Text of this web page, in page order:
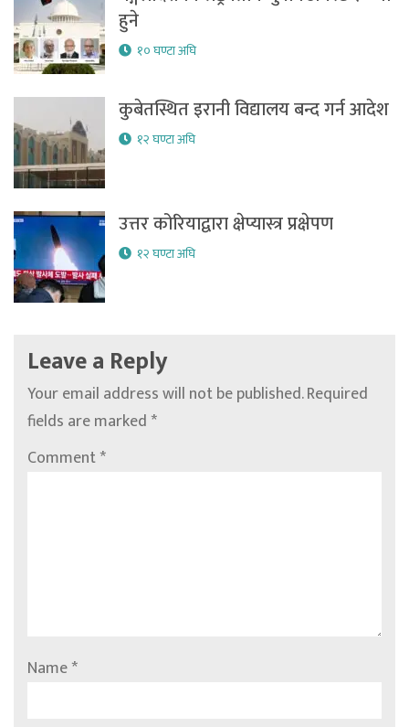
हुने
१० घण्टा अघि
कुबेतस्थित इरानी विद्यालय बन्द गर्न आदेश
१२ घण्टा अघि
उत्तर कोरियाद्वारा क्षेप्यास्त्र प्रक्षेपण
१२ घण्टा अघि
Leave a Reply
Your email address will not be published.Required
fields are marked*
Comment*
Name*